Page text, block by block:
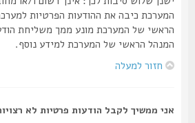
המערכת כיבה את ההודעות הפרטיות למערכת
הראשי של המערכת מונע ממך משליחת
המנהל הראשי של המערכת למידע נוסף.
חזור למעלה
אני ממשיך לקבל הודעות פרטיות לא רצויות!